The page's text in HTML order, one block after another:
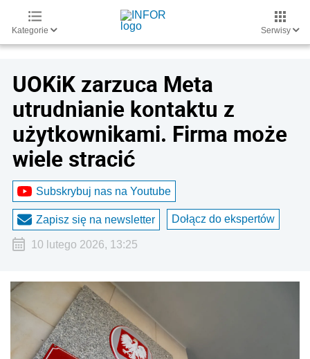
Kategorie Serwisy
UOKiK zarzuca Meta
utrudnianie kontaktu z
użytkownikami. Firma może
wiele stracić
Subskrybuj nas na Youtube
Zapisz się na newsletter Dołącz do ekspertów
10 lutego 2026, 13:25